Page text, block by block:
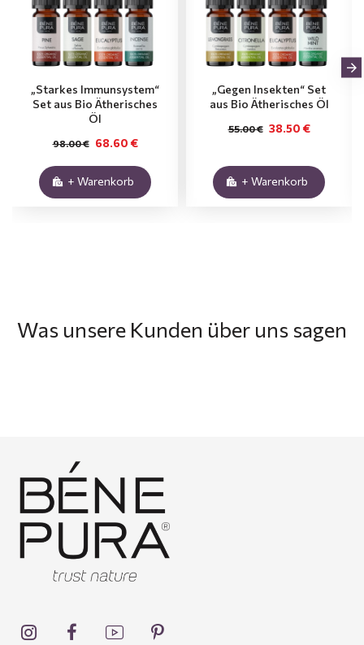
„Starkes Immunsystem“
Set aus Bio Ätherisches
Öl
68.60 €
98.00 €
+ Warenkorb
„Gegen Insekten“ Set
aus Bio Ätherisches Öl
38.50 €
55.00 €
+ Warenkorb
Was unsere Kunden über uns sagen